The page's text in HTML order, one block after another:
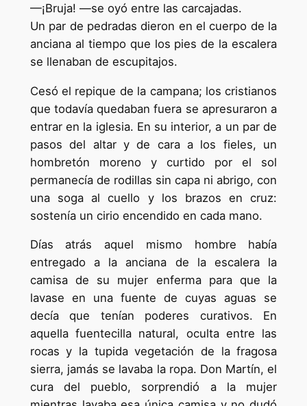
—¡Bruja! —se oyó entre las carcajadas.
Un par de pedradas dieron en el cuerpo de la
anciana al tiempo que los pies de la escalera
se llenaban de escupitajos.
Cesó el repique de la campana; los cristianos
que todavía quedaban fuera se apresuraron a
entrar en la iglesia. En su interior, a un par de
pasos del altar y de cara a los fieles, un
hombretón moreno y curtido por el sol
permanecía de rodillas sin capa ni abrigo, con
una soga al cuello y los brazos en cruz:
sostenía un cirio encendido en cada mano.
Días atrás aquel mismo hombre había
entregado a la anciana de la escalera la
camisa de su mujer enferma para que la
lavase en una fuente de cuyas aguas se
decía que tenían poderes curativos. En
aquella fuentecilla natural, oculta entre las
rocas y la tupida vegetación de la fragosa
sierra, jamás se lavaba la ropa. Don Martín, el
cura del pueblo, sorprendió a la mujer